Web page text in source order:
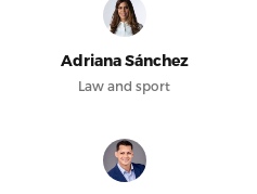
Adriana Sánchez
Law and sport